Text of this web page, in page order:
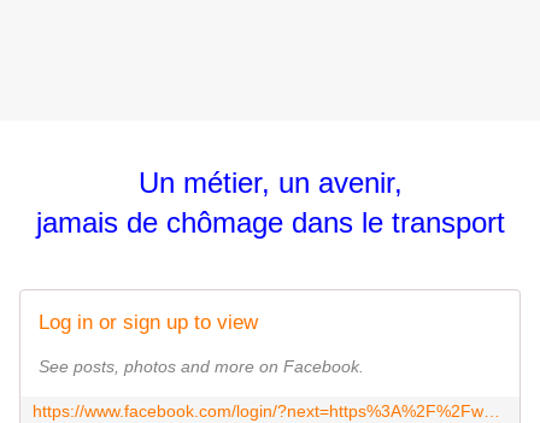
Un métier, un avenir,
jamais de chômage dans le transport
Log in or sign up to view
See posts, photos and more on Facebook.